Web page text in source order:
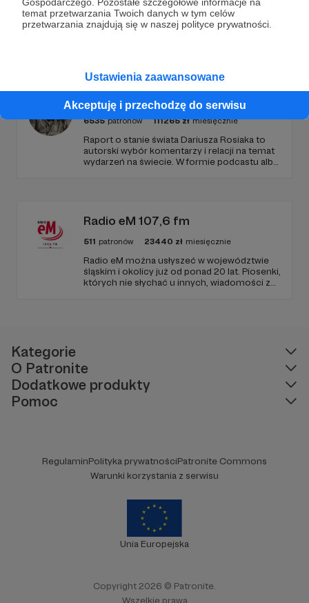
temat przetwarzania Twoich danych w tym celów
przetwarzania znajdują się w naszej polityce prywatności.
Ustawienia zaawansowane
Akceptuję i przechodzę do serwisu
Dariusz Rosiak
6535 patronów 111265 zł miesięcznie
Raport o stanie świata Dariusza Rosiaka to
autorski wybór komentarzy i relacji na temat
wydarzeń na świecie. W formie podcastu albo
Radio eM 107,6 fm
511 patronów 23440 zł miesięcznie
Radio eM można usłyszeć w województwie
śląskim i okolicy już od ponad 20 lat. Piosenki,
których nie słychać u innych, wiadomości z
Kategorie
O Patronite
Dodatkowe produkty
Pomoc
RegulaminPolityka prywatnościPatronite Commons
Warunki korzystania z serwisu
Unia Europejska
Copyright 2026 © Patronite.
Wszelkie prawa